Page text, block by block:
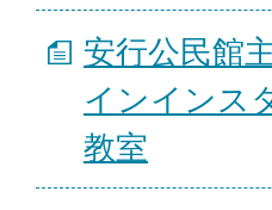
安行公民館
インインス
教室